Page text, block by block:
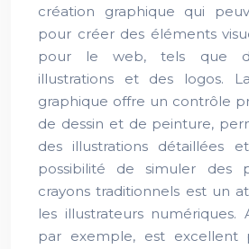
création graphique qui
pour créer des éléments
pour le web, tels que
illustrations et des logos.
graphique offre un contrôle
de dessin et de peinture,
des illustrations détaillées
possibilité de simuler des
crayons traditionnels est un
les illustrateurs numériques.
par exemple, est excellent